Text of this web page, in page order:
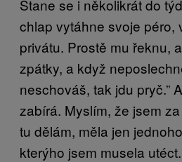
Stane se i několikrát do
chlap vytáhne svoje péro,
privátu. Prostě mu řeknu,
zpátky, a když
neschováš, tak jdu pryč.”
zabírá. Myslím, že jsem
tu dělám, měla jen
kterýho jsem musela